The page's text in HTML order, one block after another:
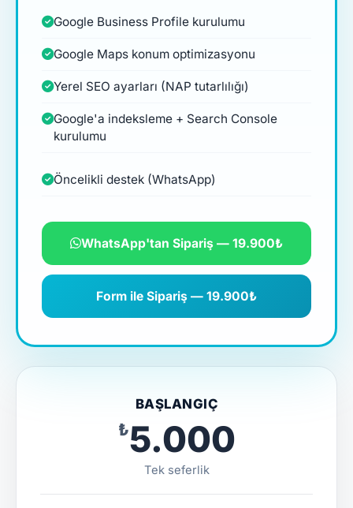
BAŞLANGIÇ
₺5.000
Tek seferlik
Google Business Profile kurulumu
Google Maps konum optimizasyonu
Yerel SEO ayarları (NAP tutarlılığı)
Google'a indeksleme + Search Console
kurulumu
Öncelikli destek (WhatsApp)
WhatsApp'tan Sipariş — 19.900₺
Form ile Sipariş — 19.900₺